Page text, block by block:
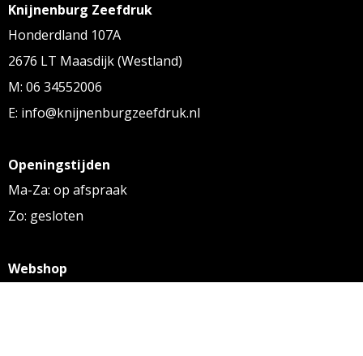
Knijnenburg Zeefdruk
Honderdland 107A
2676 LT Maasdijk (Westland)
M: 06 34552006
E: info@knijnenburgzeefdruk.nl
Openingstijden
Ma-Za: op afspraak
Zo: gesloten
Webshop